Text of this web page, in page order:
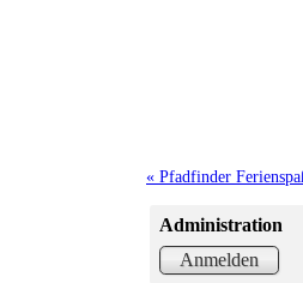
« Pfadfinder
Administration
Anmelden